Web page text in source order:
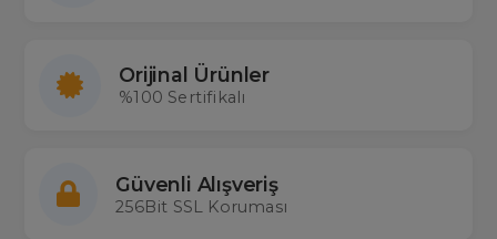
Orijinal Ürünler
%100 Sertifikalı
Güvenli Alışveriş
256Bit SSL Koruması